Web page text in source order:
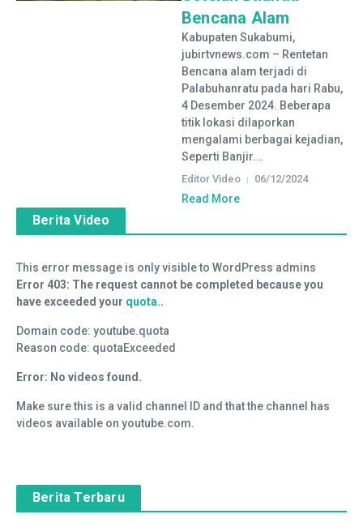
Bencana Alam
Kabupaten Sukabumi,
jubirtvnews.com – Rentetan
Bencana alam terjadi di
Palabuhanratu pada hari Rabu,
4 Desember 2024. Beberapa
titik lokasi dilaporkan
mengalami berbagai kejadian,
Seperti Banjir...
Editor Video 06/12/2024
Read More
Berita Video
This error message is only visible to WordPress admins
Error 403: The request cannot be completed because you
have exceeded your quota..
Domain code: youtube.quota
Reason code: quotaExceeded
Error: No videos found.
Make sure this is a valid channel ID and that the channel has
videos available on youtube.com.
Berita Terbaru